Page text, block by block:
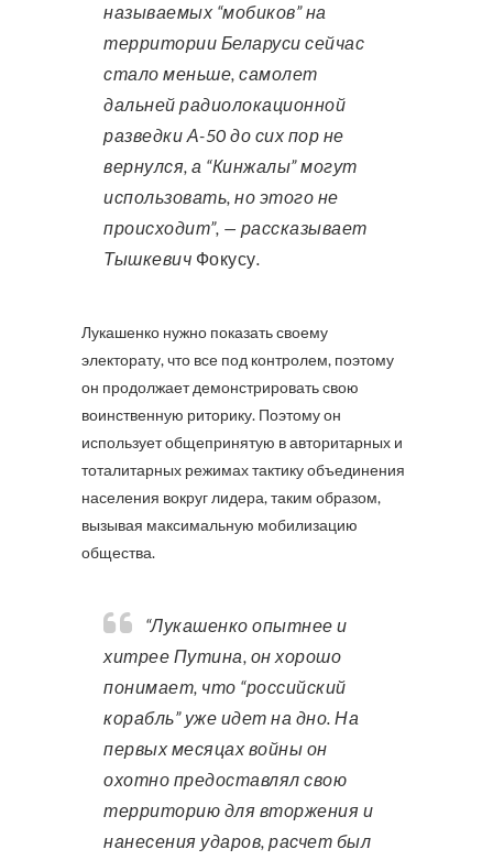
называемых “мобиков” на
территории Беларуси сейчас
стало меньше, самолет
дальней радиолокационной
разведки А-50 до сих пор не
вернулся, а “Кинжалы” могут
использовать, но этого не
происходит”, — рассказывает
Тышкевич Фокусу.
Лукашенко нужно показать своему
электорату, что все под контролем, поэтому
он продолжает демонстрировать свою
воинственную риторику. Поэтому он
использует общепринятую в авторитарных и
тоталитарных режимах тактику объединения
населения вокруг лидера, таким образом,
вызывая максимальную мобилизацию
общества.
“Лукашенко опытнее и
хитрее Путина, он хорошо
понимает, что “российский
корабль” уже идет на дно. На
первых месяцах войны он
охотно предоставлял свою
территорию для вторжения и
нанесения ударов, расчет был